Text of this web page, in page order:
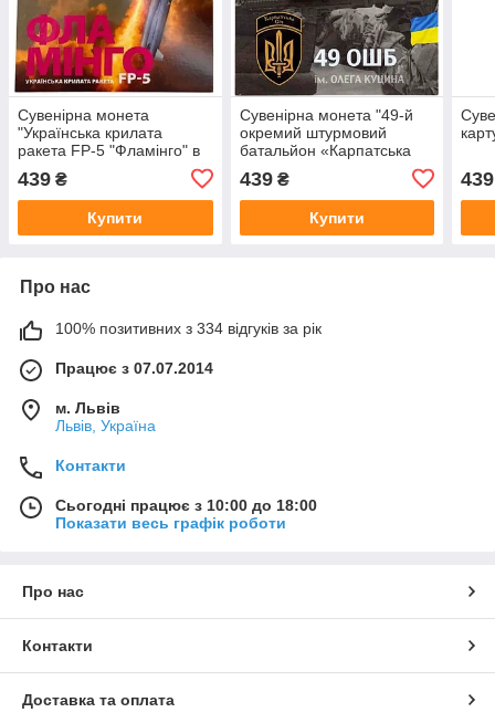
Сувенірна монета
"Українська крилата
ракета FP-5 "Фламінго" в
439 ₴
Купити
Сувенірна монета "49-й
окремий штурмовий
батальйон «Карпатська
Січ» імені Олега Куцина" в
блістері
439₴
Купити
439
Про нас
100% позитивних з 334 відгуків за рік
Працює з 07.07.2014
м. Львів
Львів, Україна
Контакти
Сьогодні працює з 10:00 до 18:00
Показати весь графік роботи
Про нас
Контакти
Доставка та оплата